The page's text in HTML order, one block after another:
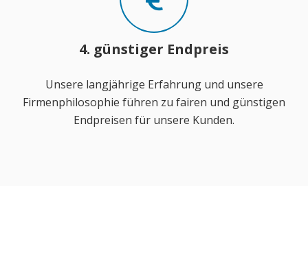
4. günstiger Endpreis
Unsere langjährige Erfahrung und unsere
Firmenphilosophie führen zu fairen und günstigen
Endpreisen für unsere Kunden.